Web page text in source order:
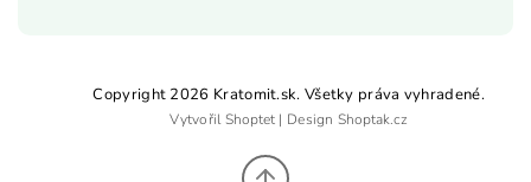
Copyright 2026 Kratomit.sk. Všetky práva vyhradené.
VytvořilShoptet | Design Shoptak.cz